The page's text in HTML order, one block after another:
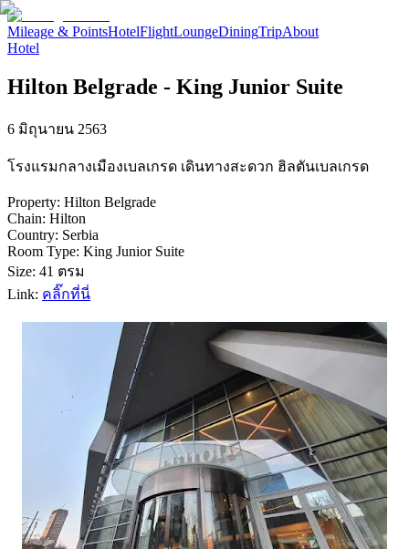
Mileage & PointsHotelFlightLoungeDiningTripAbout
Hotel
Hilton Belgrade - King Junior Suite
6 มิถุนายน 2563
โรงแรมกลางเมืองเบลเกรด เดินทางสะดวก ฮิลตันเบลเกรด
Property: Hilton Belgrade
Chain: Hilton
Country: Serbia
Room Type: King Junior Suite
Size: 41 ตรม
Link: คลิ๊กที่นี่